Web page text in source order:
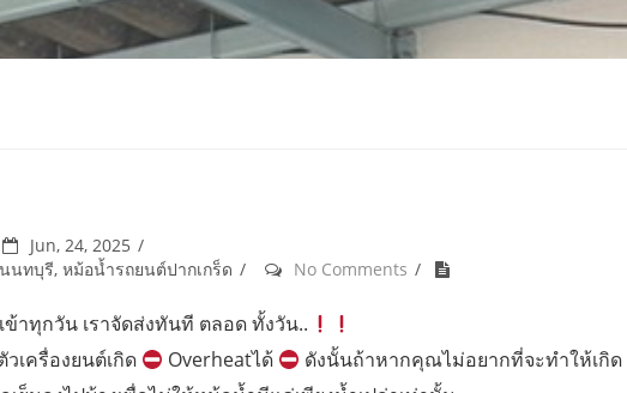
Jun, 24, 2025
นทบุรี, หม้อน้ำรถยนต์ปากเกร็ด No Comments
เข้าทุกวัน เราจัดส่งทันที ตลอด ทั้งวัน..
เครื่องยนต์เกิด
Overheatได้
ดังนั้นถ้าหากคุณไม่อยากที่จะทำให้เกิด